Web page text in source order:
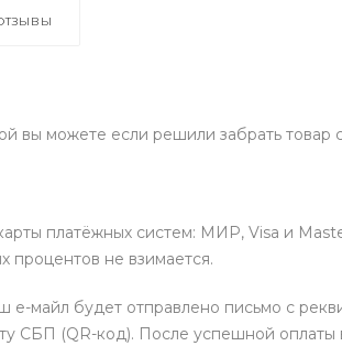
вы можете если решили забрать товар
платёжных систем: МИР, Visa и
процентов не взимается.
е-майл будет отправлено письмо с
СБП (QR-код). После успешной оплаты